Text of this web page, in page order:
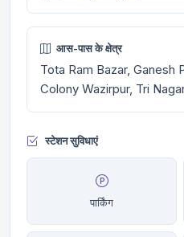
आस-पास के क्षेत्र
Tota Ram Bazar, Ganesh
Colony Wazirpur, Tri
स्टेशन सुविधाएं
पार्किंग